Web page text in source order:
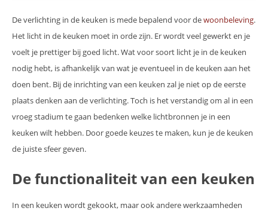
De verlichting in de keuken is mede bepalend voor dewoonbeleving.
Het licht in de keuken moet in orde zijn. Er wordt veel gewerkt en je
voelt je prettiger bij goed licht. Wat voor soort licht je in de keuken
nodig hebt, is afhankelijk van wat je eventueel in de keuken aan het
doen bent. Bij de inrichting van een keuken zal je niet op de eerste
plaats denken aan de verlichting. Toch is het verstandig om al in een
vroeg stadium te gaan bedenken welke lichtbronnen je in een
keuken wilt hebben. Door goede keuzes te maken, kun je de keuken
de juiste sfeer geven.
De functionaliteit van een keuken
In een keuken wordt gekookt, maar ook andere werkzaamheden